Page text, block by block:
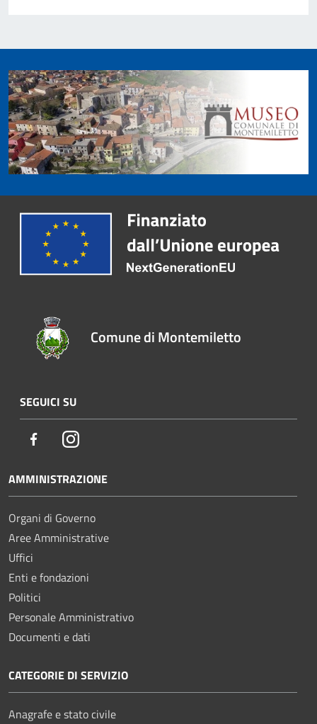
Comune di Montemiletto
SEGUICI SU
FacebookInstagram
AMMINISTRAZIONE
Organi di Governo
Aree Amministrative
Uffici
Enti e fondazioni
Politici
Personale Amministrativo
Documenti e dati
CATEGORIE DI SERVIZIO
Anagrafe e stato civile